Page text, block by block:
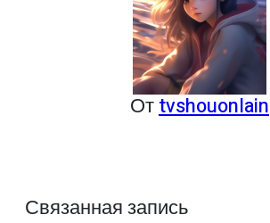
Отtvshouonlain
Связанная запись